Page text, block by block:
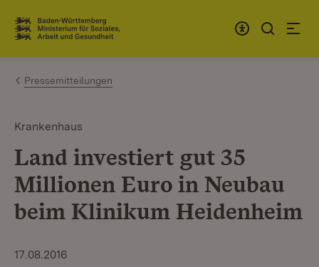
Zum Inhalt springen
Link zur Startseite
Pressemitteilungen
Krankenhaus
Land investiert gut 35
Millionen Euro in Neubau
beim Klinikum Heidenheim
17.08.2016